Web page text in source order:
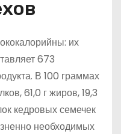
их
673
В 100 граммах
61,0 г жиров, 19,3
кедровых семечек
необходимых